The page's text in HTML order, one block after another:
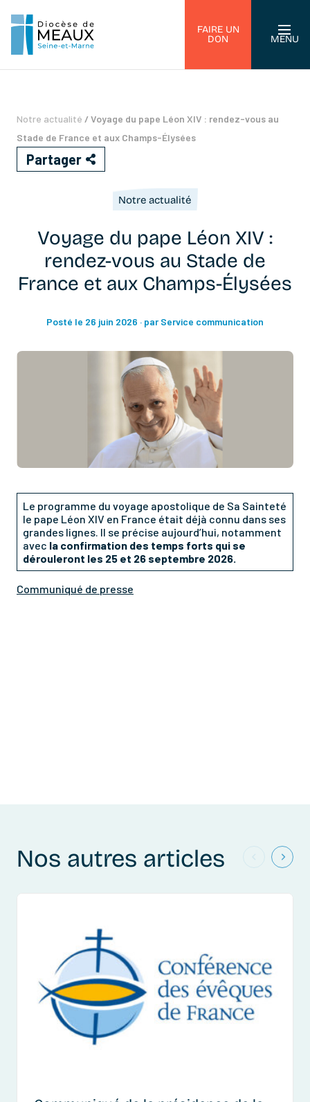
FAIRE UN
DON
MENU
Notre actualité /Voyage du pape Léon XIV : rendez-vous au
Stade de France et aux Champs-Élysées
Partager
Notre actualité
Voyage du pape Léon XIV :
rendez-vous au Stade de
France et aux Champs-Élysées
Posté le 26 juin 2026 · par Service communication
Le programme du voyage apostolique de Sa Sainteté
le pape Léon XIV en France était déjà connu dans ses
grandes lignes. Il se précise aujourd’hui, notamment
avec la confirmation des temps forts qui se
dérouleront les 25 et 26 septembre 2026.
Communiqué de presse
Nos autres articles